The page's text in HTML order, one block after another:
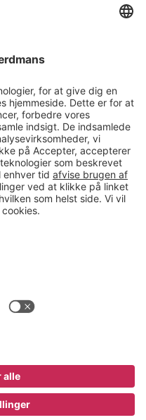
A/S Alle priser er ekskl.